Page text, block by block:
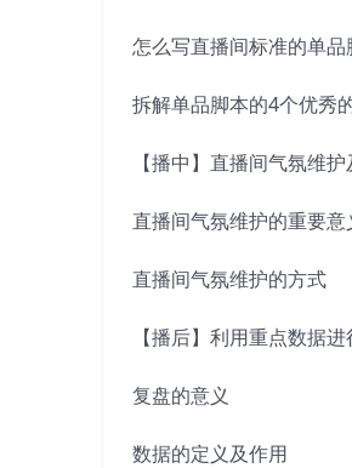
怎么写直播间标准的单品
拆解单品脚本的4个优秀
【播中】直播间气氛维
直播间气氛维护的重要意
直播间气氛维护的方式
【播后】利用重点数据
复盘的意义
数据的定义及作用